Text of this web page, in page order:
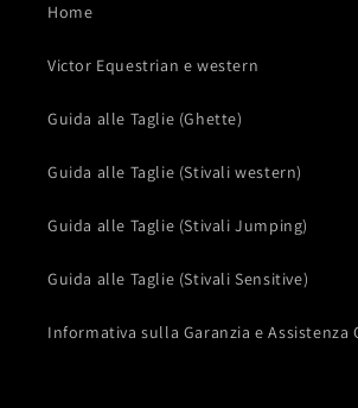
Home
Victor Equestrian e western
Guida alle Taglie (Ghette)
Guida alle Taglie (Stivali western)
Guida alle Taglie (Stivali Jumping)
Guida alle Taglie (Stivali Sensitive)
Informativa sulla Garanzia e Assistenza